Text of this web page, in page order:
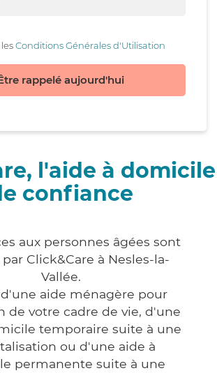
Conditions Générales d'Utilisation
rappelé aujourd'hui
l'aide à domicile
confiance
aux personnes âgées sont
Click&Care à Nesles-la-
Vallée.
aide ménagère pour
de votre cadre de vie, d'une
temporaire suite à une
ou d'une aide à
permanente suite à une